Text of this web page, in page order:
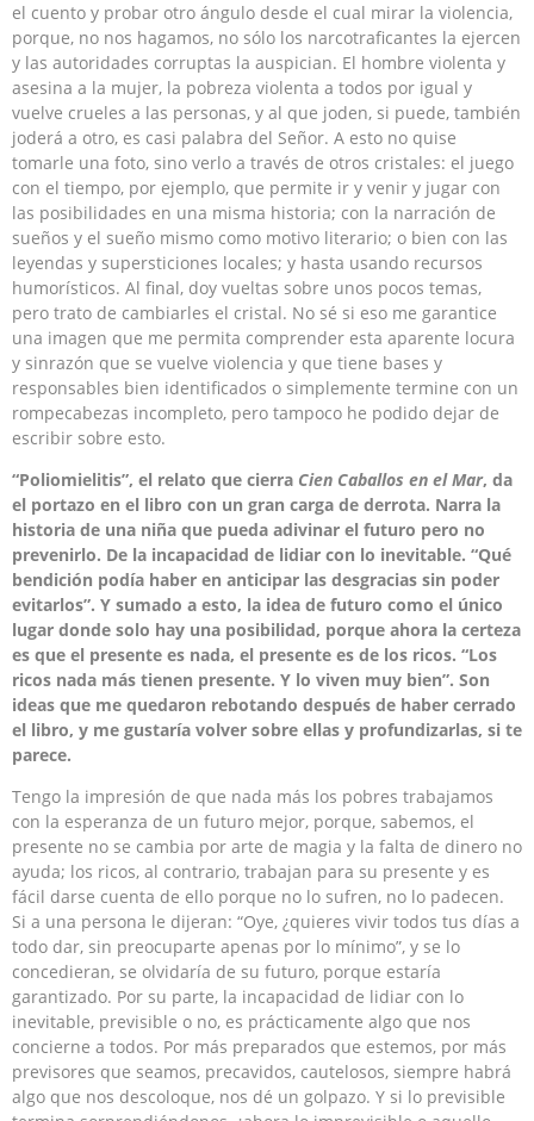
el cuento y probar otro ángulo desde el cual mirar la violencia,
porque, no nos hagamos, no sólo los narcotraficantes la ejercen
y las autoridades corruptas la auspician. El hombre violenta y
asesina a la mujer, la pobreza violenta a todos por igual y
vuelve crueles a las personas, y al que joden, si puede, también
joderá a otro, es casi palabra del Señor. A esto no quise
tomarle una foto, sino verlo a través de otros cristales: el juego
con el tiempo, por ejemplo, que permite ir y venir y jugar con
las posibilidades en una misma historia; con la narración de
sueños y el sueño mismo como motivo literario; o bien con las
leyendas y supersticiones locales; y hasta usando recursos
humorísticos. Al final, doy vueltas sobre unos pocos temas,
pero trato de cambiarles el cristal. No sé si eso me garantice
una imagen que me permita comprender esta aparente locura
y sinrazón que se vuelve violencia y que tiene bases y
responsables bien identificados o simplemente termine con un
rompecabezas incompleto, pero tampoco he podido dejar de
escribir sobre esto.
“Poliomielitis”, el relato que cierra Cien Caballos en el Mar, da
el portazo en el libro con un gran carga de derrota. Narra la
historia de una niña que pueda adivinar el futuro pero no
prevenirlo. De la incapacidad de lidiar con lo inevitable. “Qué
bendición podía haber en anticipar las desgracias sin poder
evitarlos”. Y sumado a esto, la idea de futuro como el único
lugar donde solo hay una posibilidad, porque ahora la certeza
es que el presente es nada, el presente es de los ricos. “Los
ricos nada más tienen presente. Y lo viven muy bien”. Son
ideas que me quedaron rebotando después de haber cerrado
el libro, y me gustaría volver sobre ellas y profundizarlas, si te
parece.
Tengo la impresión de que nada más los pobres trabajamos
con la esperanza de un futuro mejor, porque, sabemos, el
presente no se cambia por arte de magia y la falta de dinero no
ayuda; los ricos, al contrario, trabajan para su presente y es
fácil darse cuenta de ello porque no lo sufren, no lo padecen.
Si a una persona le dijeran: “Oye, ¿quieres vivir todos tus días a
todo dar, sin preocuparte apenas por lo mínimo”, y se lo
concedieran, se olvidaría de su futuro, porque estaría
garantizado. Por su parte, la incapacidad de lidiar con lo
inevitable, previsible o no, es prácticamente algo que nos
concierne a todos. Por más preparados que estemos, por más
previsores que seamos, precavidos, cautelosos, siempre habrá
algo que nos descoloque, nos dé un golpazo. Y si lo previsible